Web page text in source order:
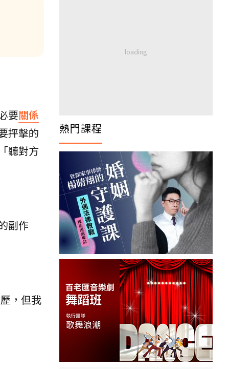
要關係
抨擊的
聽對方
副作
，但我
熱門課程